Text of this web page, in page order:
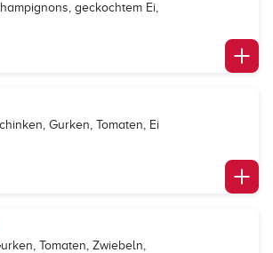
geckochtem Ei,
Gurken, Tomaten, Ei
Tomaten, Zwiebeln,